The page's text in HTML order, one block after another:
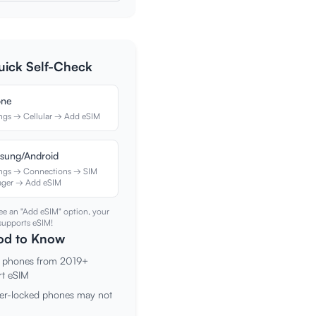
Self-Check
→ Cellular → Add eSIM
Android
→ Connections → SIM
→ Add eSIM
an "Add eSIM" option, your
eSIM!
to Know
phones from 2019+
eSIM
locked phones may not